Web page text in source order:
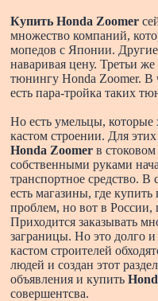
Купить Honda Zoomer
множество компаний,
мопедов с Японии.
наваривая цену. Третьи
тюнингу Honda Zoomer. В
есть пара-тройка таких
Но есть умельцы, которые
кастом строении. Для
Honda Zoomer в
собственными руками
транспортное средство.
есть магазины, где
проблем, но вот в России,
Приходится заказывать
заграницы. Но это долго
кастом строителей
людей и создан этот
объявления и купить
совершентсва.